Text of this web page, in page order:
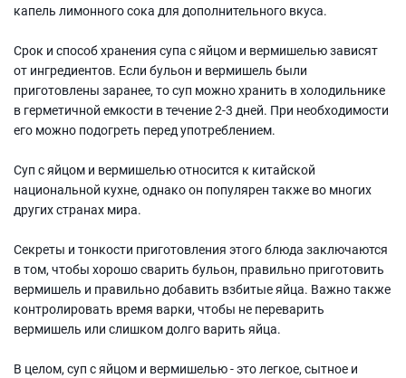
капель лимонного сока для дополнительного вкуса.
Срок и способ хранения супа с яйцом и вермишелью зависят
от ингредиентов. Если бульон и вермишель были
приготовлены заранее, то суп можно хранить в холодильнике
в герметичной емкости в течение 2-3 дней. При необходимости
его можно подогреть перед употреблением.
Суп с яйцом и вермишелью относится к китайской
национальной кухне, однако он популярен также во многих
других странах мира.
Секреты и тонкости приготовления этого блюда заключаются
в том, чтобы хорошо сварить бульон, правильно приготовить
вермишель и правильно добавить взбитые яйца. Важно также
контролировать время варки, чтобы не переварить
вермишель или слишком долго варить яйца.
В целом, суп с яйцом и вермишелью - это легкое, сытное и